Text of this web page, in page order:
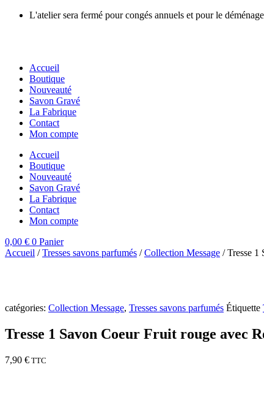
Aller
L'atelier sera fermé pour congés annuels et pour le
Accueil
Boutique
Nouveauté
Savon Gravé
La Fabrique
Contact
Mon compte
Accueil
Boutique
Nouveauté
Savon Gravé
La Fabrique
Contact
Mon compte
0,00 € 0 Panier
Accueil /Tresses savons parfumés /Collection Message / Tresse 1
catégories: Collection Message, Tresses savons parfumés Étiquette
Tresse 1 Savon Coeur Fruit rouge avec
7,90 € TTC